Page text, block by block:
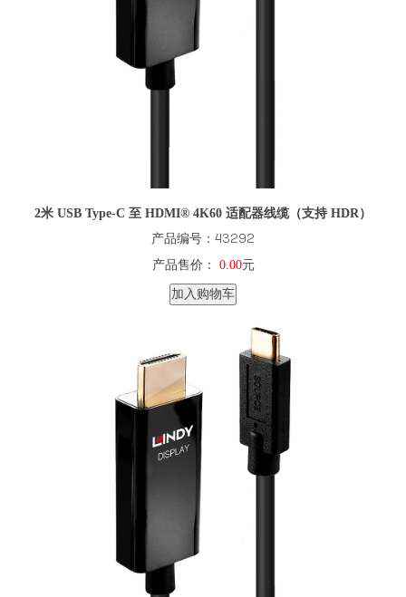
2米 USB Type-C 至 HDMI® 4K60 适配器线缆（支持 HDR）
产品编号：43292
产品售价： 0.00元
加入购物车